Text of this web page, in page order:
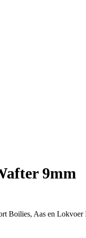
9mm
Boilies, Aas en Lokvoer